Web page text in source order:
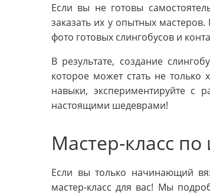
Если вы не готовы
заказать их у опытных
фото готовых слингобусов и
В результате, создание
которое может стать не только
навыки, экспериментируйте с
настоящими шедеврами!
Мастер-класс
Если вы только начинающий
мастер-класс для вас! Мы